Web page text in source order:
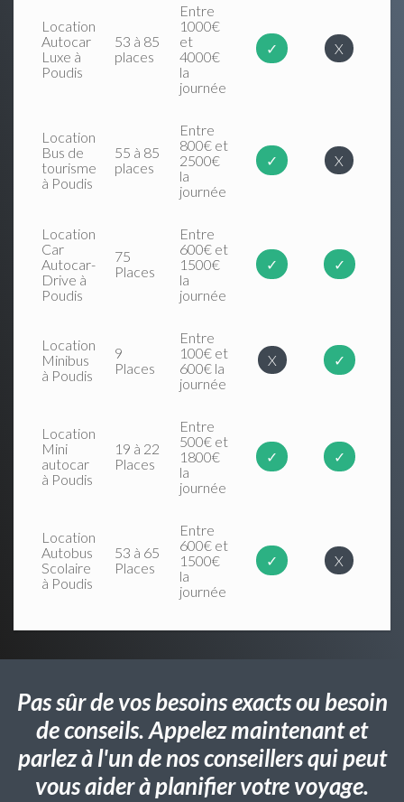
Location
Autocar
Luxe à
Poudis
53 à 85
places
Entre
1000€
et
4000€
la
journée
✓ X
Location
Bus de
tourisme
à Poudis
55 à 85
places
Entre
800€ et
2500€
la
journée
✓ X
Location
Car
Autocar-
Drive à
Poudis
75
Places
Entre
600€ et
1500€
la
journée
✓ ✓
Location
Minibus
à Poudis
9
Places
Entre
100€ et
600€ la
journée
X ✓
Location
Mini
autocar
à Poudis
19 à 22
Places
Entre
500€ et
1800€
la
journée
✓ ✓
Location
Autobus
Scolaire
à Poudis
53 à 65
Places
Entre
600€ et
1500€
la
journée
✓ X
Pas sûr de vos besoins exacts ou besoin
de conseils. Appelez maintenant et
parlez à l'un de nos conseillers qui peut
vous aider à planifier votre voyage.